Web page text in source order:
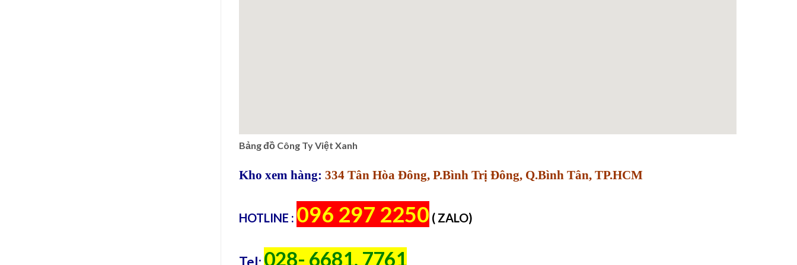
Bảng đồ Công Ty Việt Xanh
Kho xem hàng: 334 Tân Hòa Đông, P.Bình Trị Đông, Q.Bình Tân, TP.HCM
HOTLINE : 096 297 2250 ( ZALO)
Tel: 028- 6681. 7761